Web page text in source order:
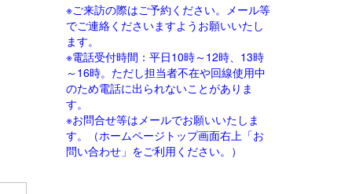
※ご来訪の際はご予約ください。メール等
でご連絡くださいますようお願いいたし
ます。
※電話受付時間：平日10時～12時、13時
～16時。ただし担当者不在や回線使用中
のため電話に出られないことがありま
す。
※お問合せ等はメールでお願いいたしま
す。（ホームページトップ画面右上「お
問い合わせ」をご利用ください。）